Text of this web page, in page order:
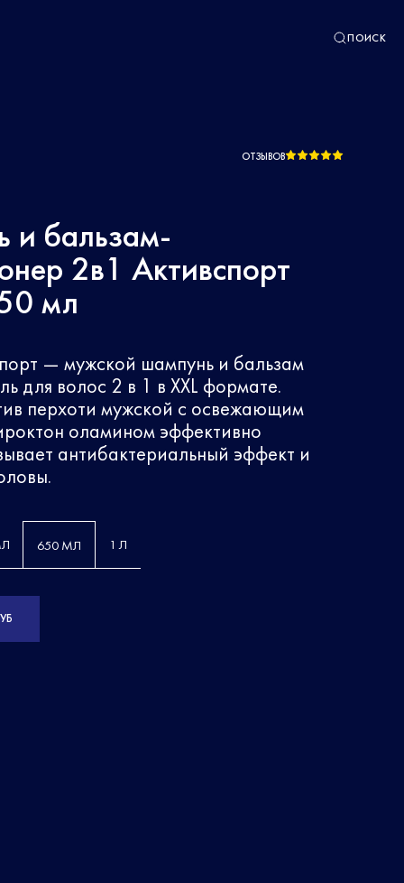
ПОИСК
ОТЗЫВОВ
и бальзам-
2в1 Активспорт
мл
— мужской шампунь и бальзам
для волос 2 в 1 в XXL формате.
перхоти мужской с освежающим
оламином эффективно
антибактериальный эффект и
650 МЛ 1 Л